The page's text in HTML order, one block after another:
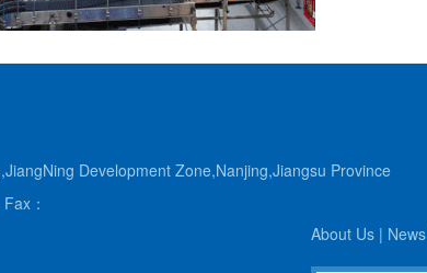
Development Zone,Nanjing,Jiangsu Province
Fax：
About Us | News